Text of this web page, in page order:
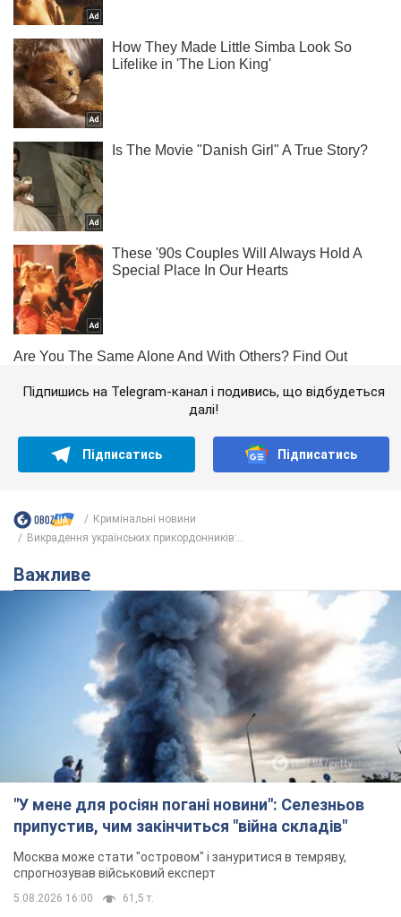
Підпишись на Telegram-канал і подивись, що відбудеться
далі!
Підписатись Підписатись
Кримінальні новини
Викрадення українських прикордонників:...
Важливе
"У мене для росіян погані новини": Селезньов
припустив, чим закінчиться "війна складів"
Москва може стати "островом" і зануритися в темряву,
спрогнозував військовий експерт
5.08.2026 16:00 61,5 т.